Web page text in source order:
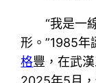
“我是一
形。”1985
格豐，在武